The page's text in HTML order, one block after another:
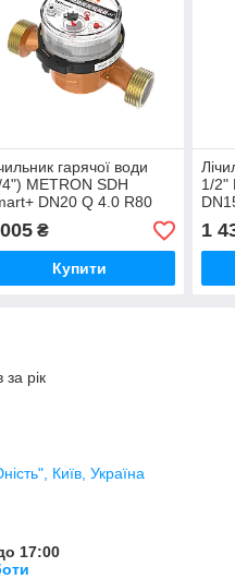
гарячої води
METRON SDH
DN20 Q 4.0 R80
квартирний
₴
Купити
1/2"
1
за рік
Київ, Україна
17:00